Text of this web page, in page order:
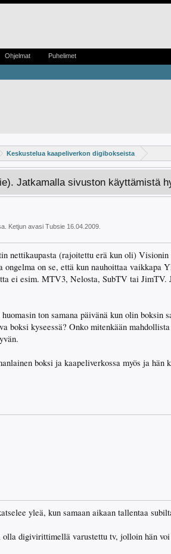
Keskustelua kaapeliverkon digibokseista
Jatkamalla sivuston käyttämistä
Ketjun avasi Tubsie 16.04.2009
nettikaupasta (rajoitettu erä kun oli)
ongelma on se, että kun nauhoittaa vaikkapa
ei esim. MTV3, Nelosta, SubTV tai
ton samana päivänä kun olin boksin
boksi kyseessä? Onko mitenkään
boksi ja kaapeliverkossa myös ja
yleä, kun samaan aikaan tallentaa
olla digivirittimellä varustettu tv, jolloin hän
Ohjelmat Puhelimet